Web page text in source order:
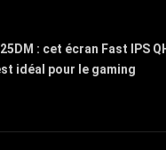
: cet écran Fast IPS
idéal pour le gaming